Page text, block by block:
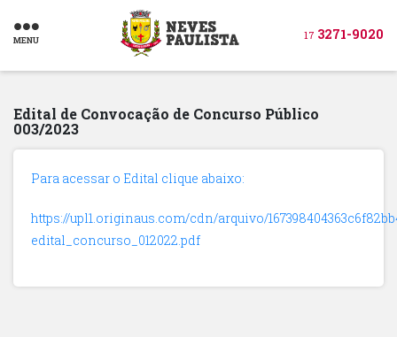
MENU 17 3271-9020
Edital de Convocação de Concurso Público
003/2023
Para acessar o Edital clique abaixo:
https://upl1.originaus.com/cdn/arquivo/
edital_concurso_012022.pdf